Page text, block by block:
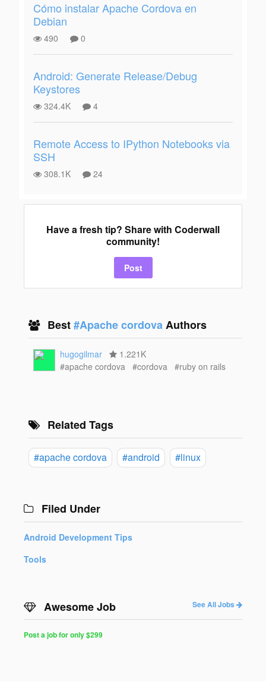
Cómo instalar Apache Cordova en
Debian
490 0
Android: Generate Release/Debug
Keystores
324.4K 4
Remote Access to IPython Notebooks via
SSH
308.1K 24
Have a fresh tip? Share with Coderwall
community!
Post
Best#Apache cordovaAuthors
hugogilmar
1.221K
#apache cordova
#cordova #ruby on rails
Related Tags
#apache cordova #android #linux
Filed Under
Android Development Tips
Tools
Awesome Job See All Jobs
Post a job for only $299